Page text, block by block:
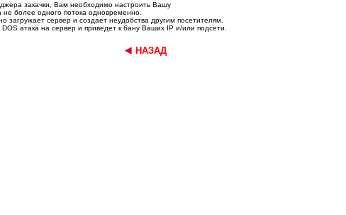
закачки, Вам необходимо настроить Вашу
более одного потока одновременно.
загружает сервер и создает неудобства другим посетителям.
атака на сервер и приведет к бану Ваших IP и/или подсети.
НАЗАД